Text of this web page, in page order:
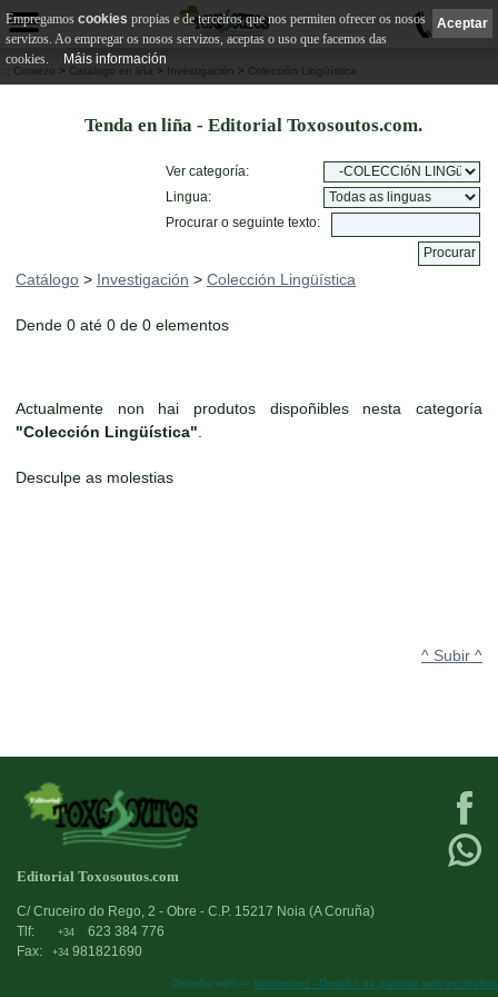
0
:: Comezo > Catálogo en liña > Investigación > Colección Lingüística
Tenda en liña - Editorial Toxosoutos.com.
Ver categoría:
Lingua:
Procurar o seguinte texto:
Catálogo > Investigación > Colección Lingüística
Dende 0 até 0 de 0 elementos
Actualmente non hai produtos dispoñibles nesta categoría
"Colección Lingüística"
Desculpe as molestias
^ Subir ^
Editorial Toxosoutos.com
C/ Cruceiro do Rego, 2 - Obre - C.P. 15217 Noia (A Coruña)
Tlf:
+34
623 384 776
Fax:
+34 981821690
Deseño web:-> kantaronet - Deseño de páxinas web en Galicia
Aceptar
Empregamos cookies propias e de terceiros que nos permiten ofrecer os nosos
servizos. Ao empregar os nosos servizos, aceptas o uso que facemos das
cookies.
Máis información